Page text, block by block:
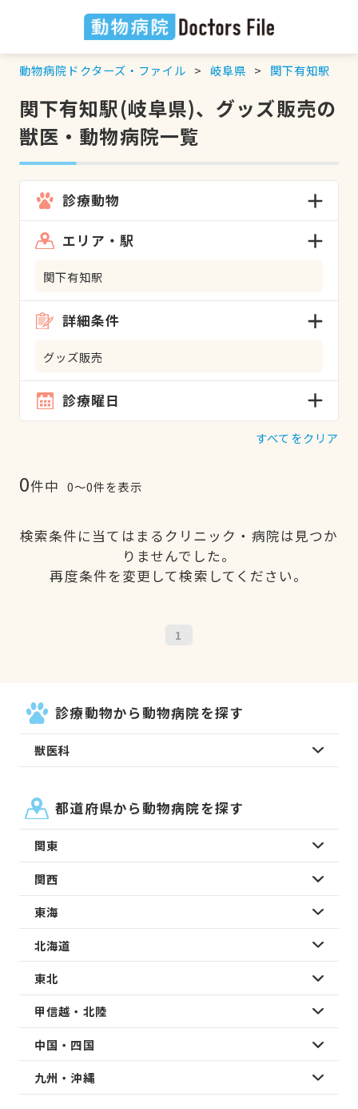
動物病院ドクターズ・ファイル 岐阜県 関下有知駅
関下有知駅(岐阜県)、グッズ販売の
獣医・動物病院一覧
診療動物
エリア・駅
関下有知駅
詳細条件
グッズ販売
診療曜日
すべてをクリア
0件中 0〜0件を表示
検索条件に当てはまるクリニック・病院は見つか
りませんでした。
再度条件を変更して検索してください。
1
診療動物から動物病院を探す
獣医科
都道府県から動物病院を探す
関東
関西
東海
北海道
東北
甲信越・北陸
中国・四国
九州・沖縄